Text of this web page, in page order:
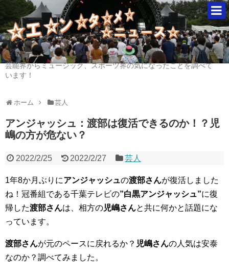
芸能界からミュージック、スポーツ界の気になったことを調べて
います！
ホーム 芸人
アンジャッシュ：渡部は復活できるのか！？児
嶋の方が危ない？
2022/2/25 2022/2/27 芸人
1年8か月ぶりにアンジャッシュの渡部さんが復活しました
ね！冠番組である千葉テレビの”白黒アンジャッシュ”に復
帰した渡部さんは、相方の児嶋さんと共に何かと話題にな
っています。
渡部さんが元のペースに戻れるか？ 児嶋さんの人気は安泰
なのか？調べてみました。